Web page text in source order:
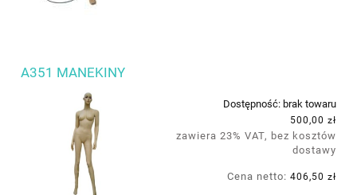
A351 MANEKINY
Dostępność: brak towaru
500,00 zł
zawiera 23% VAT, bez kosztów
dostawy
Cena netto: 406,50 zł